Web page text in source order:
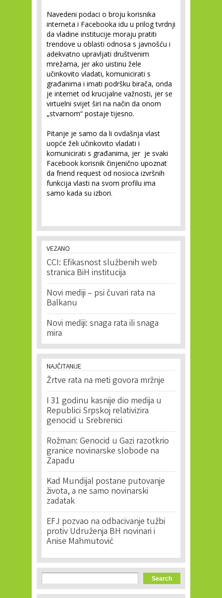
Navedeni podaci o broju korisnika
interneta i Facebooka idu u prilog tvrdnji
da vladine institucije moraju pratiti
trendove u oblasti odnosa s javnošću i
adekvatno upravljati društvenim
mrežama, jer ako uistinu žele
učinkovito vladati, komunicirati s
građanima i imati podršku birača, onda
je internet od krucijalne važnosti, jer se
virtuelni svijet širi na način da onom
„stvarnom“ postaje tijesno.
Pitanje je samo da li ovdašnja vlast
uopće želi učinkovito vladati i
komunicirati s građanima, jer je svaki
Facebook korisnik činjenično upoznat
da friend request od nosioca izvršnih
funkcija vlasti na svom profilu ima
samo kada su izbori.
VEZANO
CCI: Efikasnost službenih web
stranica BiH institucija
Novi mediji – psi čuvari rata na
Balkanu
Novi mediji: snaga rata ili snaga
mira
NAJČITANIJE
Žrtve rata na meti govora mržnje
I 31 godinu kasnije dio medija u
Republici Srpskoj relativizira
genocid u Srebrenici
Rožman: Genocid u Gazi razotkrio
granice novinarske slobode na
Zapadu
Kad Mundijal postane putovanje
života, a ne samo novinarski
zadatak
EFJ pozvao na odbacivanje tužbi
protiv Udruženja BH novinari i
Anise Mahmutović
Search form
Search